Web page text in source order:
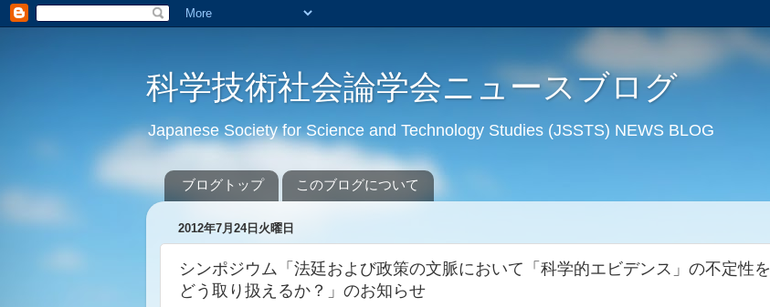
科学技術社会論学会ニュースブログ
Japanese Society for Science and Technology Studies (JSSTS) NEWS BLOG
ブログトップ このブログについて
2012年7月24日火曜日
シンポジウム「法廷および政策の文脈において「科学的エビデンス」の不定性を
どう取り扱えるか？」のお知らせ